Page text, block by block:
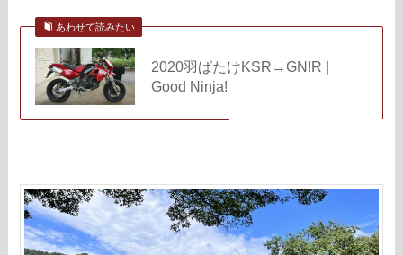
あわせて読みたい
2020羽ばたけKSR→GN!R |
Good Ninja!